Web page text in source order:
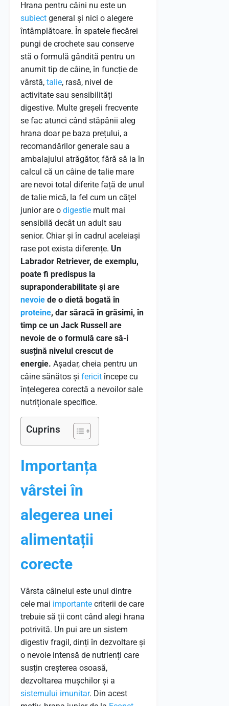
Hrana pentru câini nu este un
subiect general și nici o alegere
întâmplătoare. În spatele fiecărei
pungi de crochete sau conserve
stă o formulă gândită pentru un
anumit tip de câine, în funcție de
vârstă, talie, rasă, nivel de
activitate sau sensibilități
digestive. Multe greșeli frecvente
se fac atunci când stăpânii aleg
hrana doar pe baza prețului, a
recomandărilor generale sau a
ambalajului atrăgător, fără să ia în
calcul că un câine de talie mare
are nevoi total diferite față de unul
de talie mică, la fel cum un cățel
junior are o digestie mult mai
sensibilă decât un adult sau
senior. Chiar și în cadrul aceleiași
rase pot exista diferențe. Un
Labrador Retriever, de exemplu,
poate fi predispus la
supraponderabilitate și are
nevoie de o dietă bogată în
proteine, dar săracă în grăsimi, în
timp ce un Jack Russell are
nevoie de o formulă care să-i
susțină nivelul crescut de
energie. Așadar, cheia pentru un
câine sănătos și fericitîncepe cu
înțelegerea corectă a nevoilor sale
nutriționale specifice.
Cuprins
Importanța
vârstei în
alegerea unei
alimentații
corecte
Vârsta câinelui este unul dintre
cele mai importante criterii de care
trebuie să ții cont când alegi hrana
potrivită. Un pui are un sistem
digestiv fragil, dinți în dezvoltare și
o nevoie intensă de nutrienți care
susțin creșterea osoasă,
dezvoltarea mușchilor și a
sistemului imunitar. Din acest